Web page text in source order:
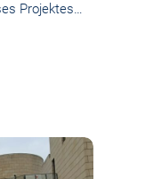
Projektes…